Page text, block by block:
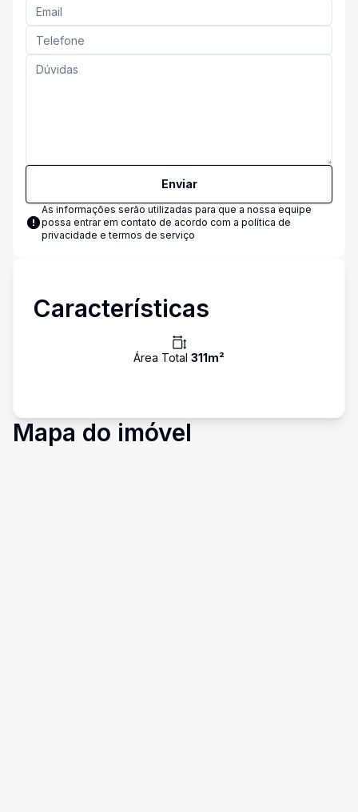
Enviar
As informações serão utilizadas para que a nossa equipe
possa entrar em contato de acordo com a política de
privacidade e termos de serviço
Características
Área Total 311m²
Mapa do imóvel